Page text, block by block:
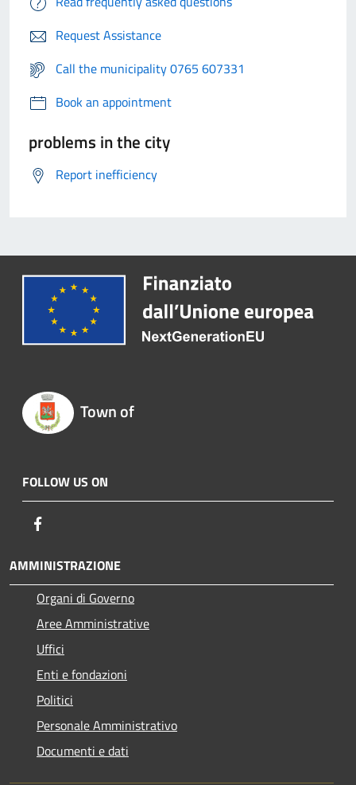
Request Assistance
Call the municipality 0765 607331
Book an appointment
problems in the city
Report inefficiency
Town of
FOLLOW US ON
AMMINISTRAZIONE
Organi di Governo
Aree Amministrative
Uffici
Enti e fondazioni
Politici
Personale Amministrativo
Documenti e dati